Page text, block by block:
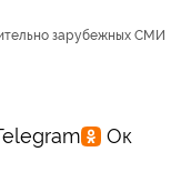
зарубежных СМИ